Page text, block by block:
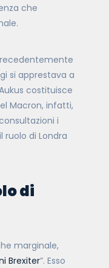
che
si apprestava a
costituisce
Macron, infatti,
i
ruolo di Londra
di
marginale,
Brexiter”. Esso